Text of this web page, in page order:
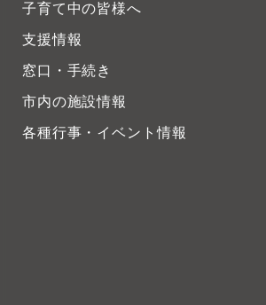
子育て中の皆様へ
支援情報
窓口・手続き
市内の施設情報
各種行事・イベント情報